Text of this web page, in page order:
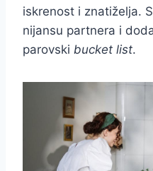
iskrenost i znatiželja.
nijansu partnera i
parovski bucket list.